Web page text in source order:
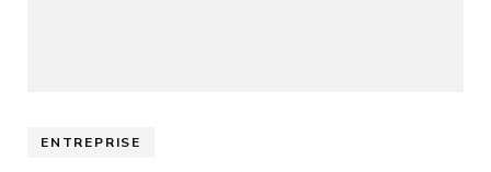
ENTREPRISE